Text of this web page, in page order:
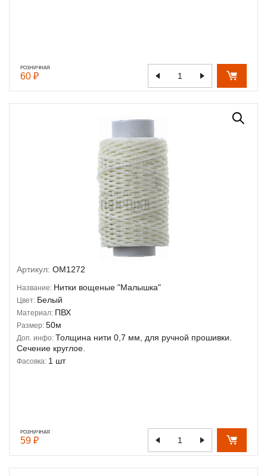
РОЗНИЧНАЯ
60 ₽
Артикул: OM1272
Название: Нитки вощеные "Малышка"
Цвет: Белый
Материал: ПВХ
Размер: 50м
Доп. инфо: Толщина нити 0,7 мм, для ручной прошивки.
Сечение круглое.
Фасовка: 1 шт
РОЗНИЧНАЯ
59 ₽